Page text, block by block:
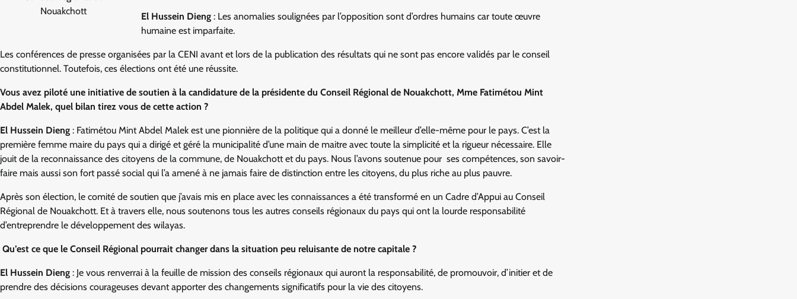
Nouakchott
El Hussein Dieng : Les anomalies soulignées par l’opposition sont d’ordres humains car toute œuvre
humaine est imparfaite.
Les conférences de presse organisées par la CENI avant et lors de la publication des résultats qui ne sont pas encore validés par le conseil
constitutionnel. Toutefois, ces élections ont été une réussite.
Vous avez piloté une initiative de soutien à la candidature de la présidente du Conseil Régional de Nouakchott, Mme Fatimétou Mint
Abdel Malek, quel bilan tirez vous de cette action ?
El Hussein Dieng : Fatimétou Mint Abdel Malek est une pionnière de la politique qui a donné le meilleur d’elle-même pour le pays. C’est la
première femme maire du pays qui a dirigé et géré la municipalité d’une main de maitre avec toute la simplicité et la rigueur nécessaire. Elle
jouit de la reconnaissance des citoyens de la commune, de Nouakchott et du pays. Nous l’avons soutenue pour ses compétences, son savoir-
faire mais aussi son fort passé social qui l’a amené à ne jamais faire de distinction entre les citoyens, du plus riche au plus pauvre.
Après son élection, le comité de soutien que j’avais mis en place avec les connaissances a été transformé en un Cadre d’Appui au Conseil
Régional de Nouakchott. Et à travers elle, nous soutenons tous les autres conseils régionaux du pays qui ont la lourde responsabilité
d’entreprendre le développement des wilayas.
Qu’est ce que le Conseil Régional pourrait changer dans la situation peu reluisante de notre capitale ?
El Hussein Dieng : Je vous renverrai à la feuille de mission des conseils régionaux qui auront la responsabilité, de promouvoir, d’initier et de
prendre des décisions courageuses devant apporter des changements significatifs pour la vie des citoyens.